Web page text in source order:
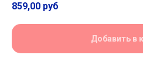
859,00 руб
Добавить в